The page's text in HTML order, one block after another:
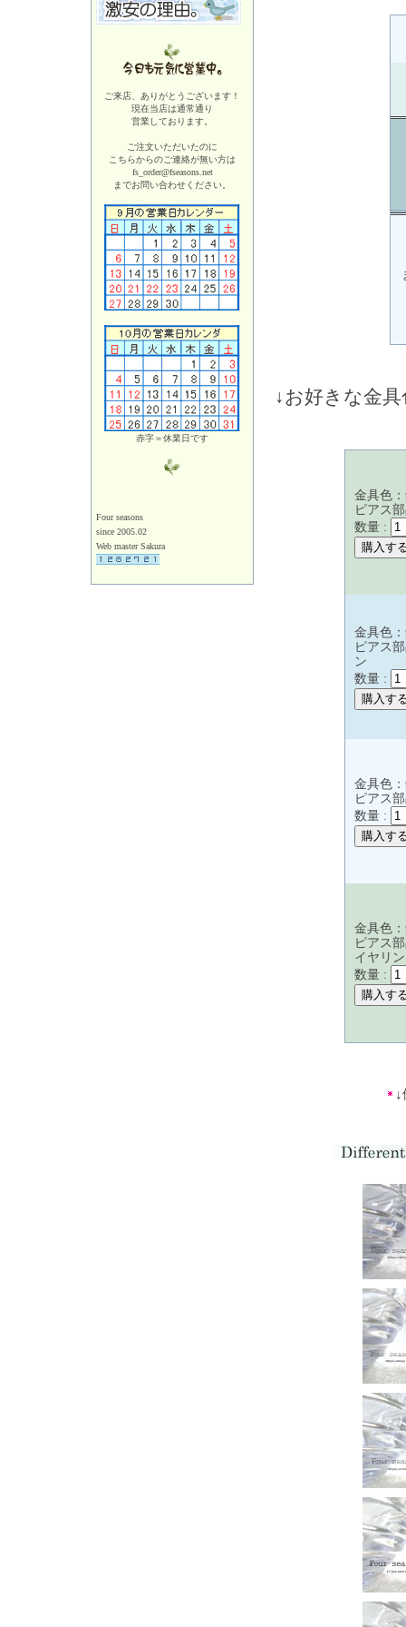
ご来店、ありがとうございます！
現在当店は通常通り
営業しております。
ご注文いただいたのに
こちらからのご連絡が無い方は
fs_order@fseasons.net
までお問い合わせください。
赤字＝休業日です
Four seasons
since 2005.02
Web master Sakura
↓お好きな金
金具色
ピアス
数量 :
金具色
ピアス
ン
数量 :
金具色
ピアス
数量 :
金具色
ピアス
イヤリ
数量 :